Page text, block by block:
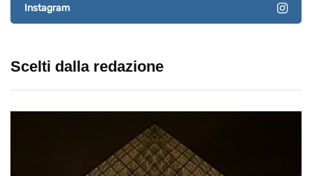
Instagram
Scelti dalla redazione